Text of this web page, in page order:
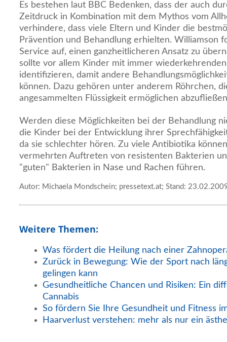
Es bestehen laut BBC Bedenken, dass der auch
Zeitdruck in Kombination mit dem Mythos vom
verhindere, dass viele Eltern und Kinder die
Prävention und Behandlung erhielten. Williamson
Service auf, einen ganzheitlicheren Ansatz zu
sollte vor allem Kinder mit immer
identifizieren, damit andere
können. Dazu gehören unter anderem Röhrchen,
angesammelten Flüssigkeit ermöglichen
Werden diese Möglichkeiten bei der Behandlung
die Kinder bei der Entwicklung ihrer
da sie schlechter hören. Zu viele Antibiotika
vermehrten Auftreten von resistenten Bakterien
"guten" Bakterien in Nase und Rachen führen.
Autor: Michaela Mondschein; pressetext.at; Stand:
Weitere Themen:
Was fördert die Heilung nach einer
Zurück in Bewegung: Wie der Sport nach
gelingen kann
Gesundheitliche Chancen und Risiken: Ein
Cannabis
So fördern Sie Ihre Gesundheit und Fitness
Haarverlust verstehen: mehr als nur ein